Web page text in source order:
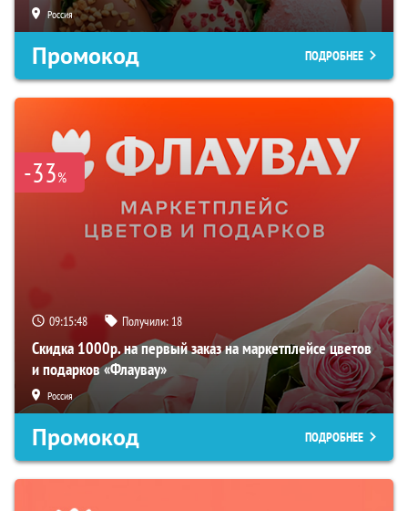
Россия
Промокод ПОДРОБНЕЕ
-33%
09:15:47 Получили: 18
Скидка 1000р. на первый заказ на маркетплейсе цветов
и подарков «Флаувау»
Россия
Промокод ПОДРОБНЕЕ